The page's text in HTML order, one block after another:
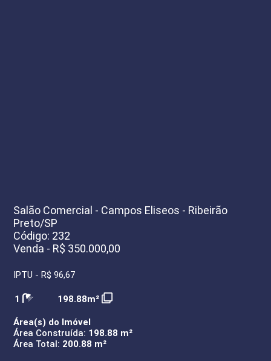
Salão Comercial - Campos Eliseos - Ribeirão
Preto/SP
Código: 232
Venda - R$ 350.000,00
IPTU - R$ 96,67
1 198.88m²
Área(s) do Imóvel
Área Construída: 198.88 m²
Área Total: 200.88 m²